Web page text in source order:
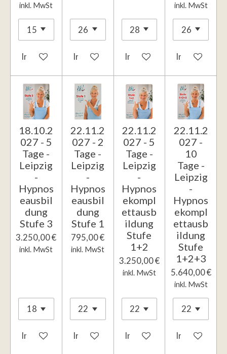
inkl. MwSt
In den WarenkorbIn den WarenkorbIn den Warenkorb
inkl. MwSt
In den
18.10.2
027 - 5
Tage -
Leipzig
-
Hypnos
eausbil
dung
Stufe 3
3.250,00 €
inkl. MwSt
In den Warenkorb
22.11.2
027 - 2
Tage -
Leipzig
-
Hypnos
eausbil
dung
Stufe 1
795,00 €
inkl. MwSt
In den Warenkorb
22.11.2
027 - 5
Tage -
Leipzig
-
Hypnos
ekompl
ettausb
ildung
Stufe
1+2
3.250,00 €
inkl. MwSt
In den Warenkorb
22.11.2
027 -
10
Tage -
Leipzig
-
Hypnos
ekompl
ettausb
ildung
Stufe
1+2+3
5.640,00 €
inkl. MwSt
In den